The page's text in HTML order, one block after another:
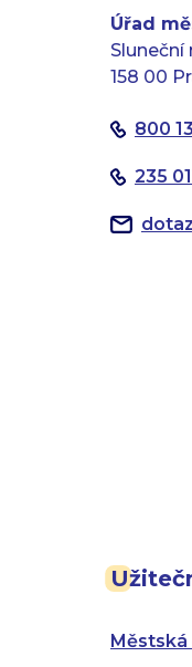
Úřad
Sluneční
158 00
800
235
Městská